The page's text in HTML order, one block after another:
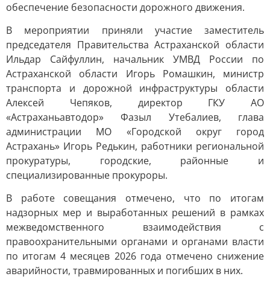
обеспечение безопасности дорожного движения.
В мероприятии приняли участие заместитель
председателя Правительства Астраханской области
Ильдар Сайфуллин, начальник УМВД России по
Астраханской области Игорь Ромашкин, министр
транспорта и дорожной инфраструктуры области
Алексей Чепяков, директор ГКУ АО
«Астраханьавтодор» Фазыл Утебалиев, глава
администрации МО «Городской округ город
Астрахань» Игорь Редькин, работники региональной
прокуратуры, городские, районные и
специализированные прокуроры.
В работе совещания отмечено, что по итогам
надзорных мер и выработанных решений в рамках
межведомственного взаимодействия с
правоохранительными органами и органами власти
по итогам 4 месяцев 2026 года отмечено снижение
аварийности, травмированных и погибших в них.